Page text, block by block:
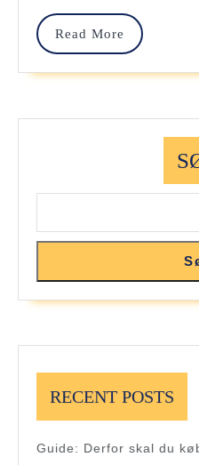
Read More
Read
RECENT POSTS
Guide: Derfor skal du